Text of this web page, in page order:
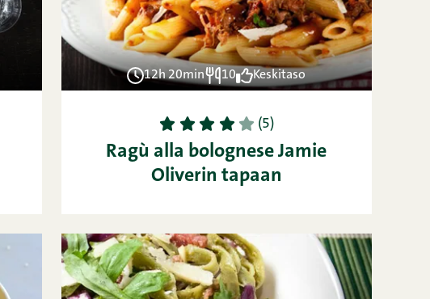
12h 20min 10 Keskitaso
1 2 3 4 5 (5)
Ragù alla bolognese Jamie
Oliverin tapaan